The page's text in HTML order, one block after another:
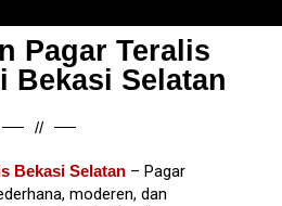
Pagar Teralis
Bekasi Selatan
//
Bekasi Selatan – Pagar
moderen, dan